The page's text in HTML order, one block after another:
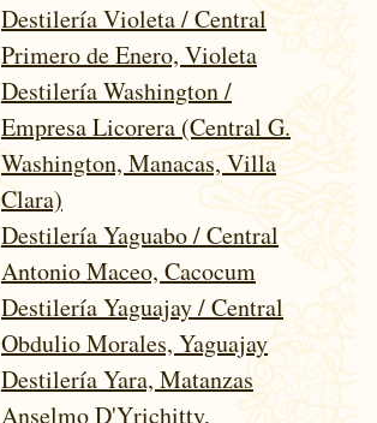
Destilería Violeta / Central
Primero de Enero, Violeta
Destilería Washington /
Empresa Licorera (Central G.
Washington, Manacas, Villa
Clara)
Destilería Yaguabo / Central
Antonio Maceo, Cacocum
Destilería Yaguajay / Central
Obdulio Morales, Yaguajay
Destilería Yara, Matanzas
Anselmo D'Yrichitty,